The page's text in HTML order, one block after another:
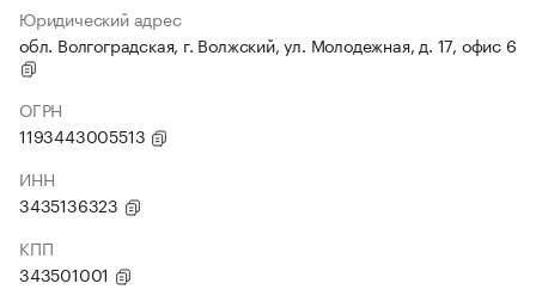
Юридический адрес
обл. Волгоградская, г. Волжский, ул. Молодежная, д. 17, офис 6
ОГРН
1193443005513
ИНН
3435136323
КПП
343501001